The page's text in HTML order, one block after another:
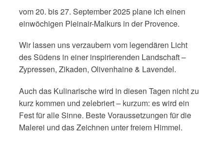
vom 20. bis 27. September 2025 plane ich einen
einwöchigen Pleinair-Malkurs in der Provence.
Wir lassen uns verzaubern vom legendären Licht
des Südens in einer inspirierenden Landschaft –
Zypressen, Zikaden, Olivenhaine & Lavendel.
Auch das Kulinarische wird in diesen Tagen nicht zu
kurz kommen und zelebriert – kurzum: es wird ein
Fest für alle Sinne. Beste Voraussetzungen für die
Malerei und das Zeichnen unter freiem Himmel.